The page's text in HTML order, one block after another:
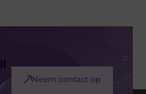
Neem contact op